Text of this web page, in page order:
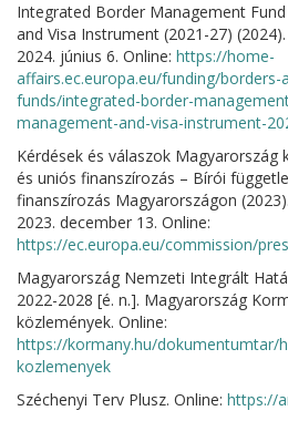
Integrated Border Management
and Visa Instrument (2021-27)
2024. június 6. Online: https://home-
affairs.ec.europa.eu/funding/borders-
funds/integrated-border-
management-and-visa-instrument-
Kérdések és válaszok Magyarország
és uniós finanszírozás – Bírói
finanszírozás Magyarországon
2023. december 13. Online:
https://ec.europa.eu/commission/
Magyarország Nemzeti Integrált
2022-2028 [é. n.]. Magyarország
közlemények. Online:
https://kormany.hu/dokumentumtar/
kozlemenyek
Széchenyi Terv Plusz. Online: https://